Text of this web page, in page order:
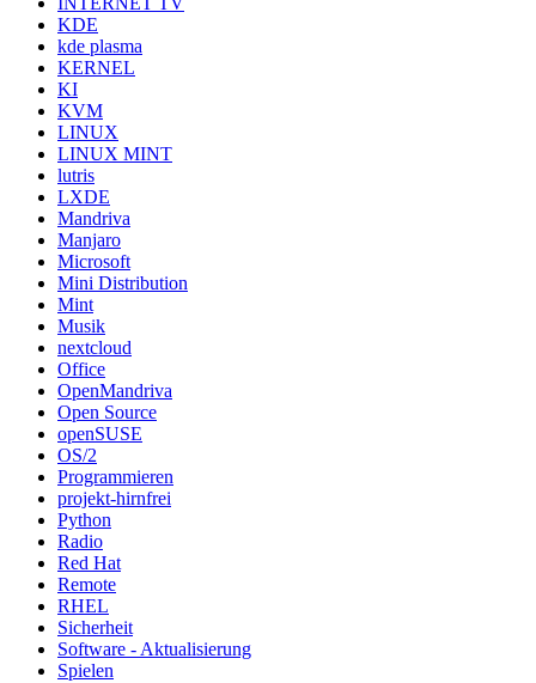
KDE
kde plasma
KERNEL
KI
KVM
LINUX
LINUX MINT
lutris
LXDE
Mandriva
Manjaro
Microsoft
Mini Distribution
Mint
Musik
nextcloud
Office
OpenMandriva
Open Source
openSUSE
OS/2
Programmieren
projekt-hirnfrei
Python
Radio
Red Hat
Remote
RHEL
Sicherheit
Software - Aktualisierung
Spielen